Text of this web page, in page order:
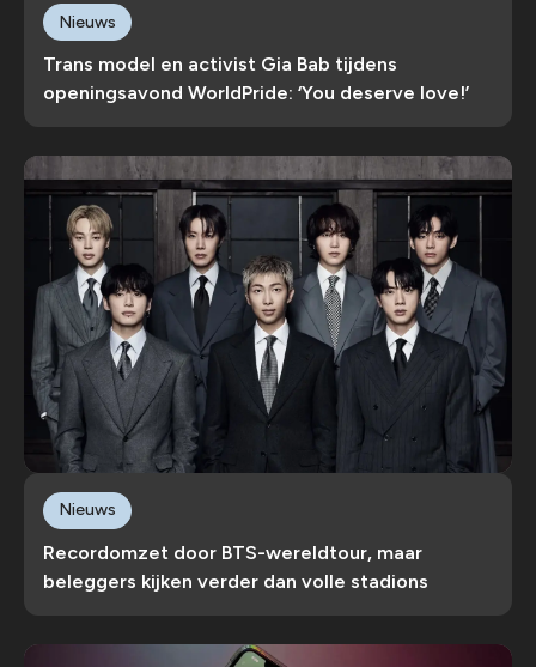
Trans model en activist Gia Bab tijdens
openingsavond WorldPride: ‘You deserve love!’
Nieuws
Recordomzet door BTS-wereldtour, maar
beleggers kijken verder dan volle stadions
Nieuws